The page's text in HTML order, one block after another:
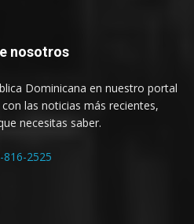
nosotros
Dominicana en nuestro portal
las noticias más recientes,
necesitas saber.
816-2525